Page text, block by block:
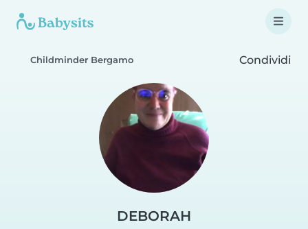
Childminder Bergamo Condividi
DEBORAH